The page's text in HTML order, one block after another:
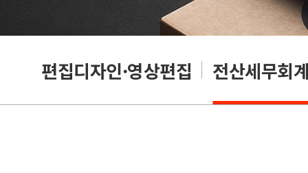
편집디자인·영상편집 전산세무회